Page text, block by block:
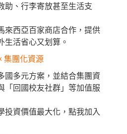
助、行李寄放甚至生活支
來西亞百家商店合作，提供
生活省心又划算。
集團化資源
國多元方案，並結合集團資
「回國校友社群」等加值服
投資價值最大化，點我加入